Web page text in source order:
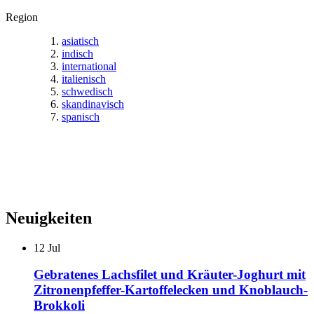
Region
asiatisch
indisch
international
italienisch
schwedisch
skandinavisch
spanisch
Neuigkeiten
12 Jul
Gebratenes Lachsfilet und Kräuter-Joghurt mit
Zitronenpfeffer-Kartoffelecken und Knoblauch-
Brokkoli